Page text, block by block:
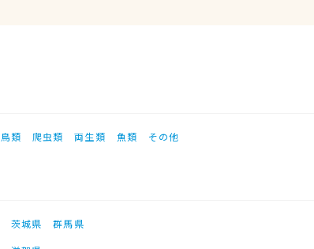
鳥類 爬虫類 両生類 魚類 その他
茨城県
群馬県